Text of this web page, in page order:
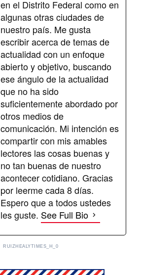
en el Distrito Federal como en
algunas otras ciudades de
nuestro país. Me gusta
escribir acerca de temas de
actualidad con un enfoque
abierto y objetivo, buscando
ese ángulo de la actualidad
que no ha sido
suficientemente abordado por
otros medios de
comunicación. Mi intención es
compartir con mis amables
lectores las cosas buenas y
no tan buenas de nuestro
acontecer cotidiano. Gracias
por leerme cada 8 días.
Espero que a todos ustedes
les guste. See Full Bio
RUIZHEALYTIMES_H_0